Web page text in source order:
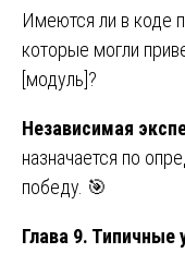
Имеются ли в коде
которые могли
[модуль]?
Независимая
назначается по
победу. 🎯
Глава 9. Типичные